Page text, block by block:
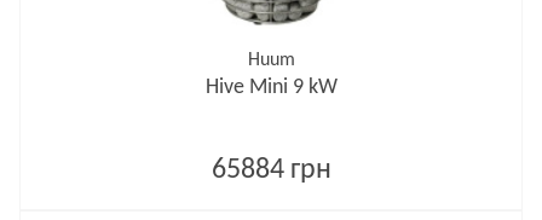
Huum
Hive Mini 9 kW
65884 грн